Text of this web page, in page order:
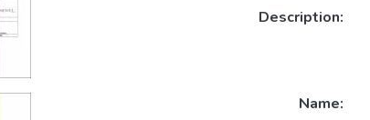
Description:
Name: